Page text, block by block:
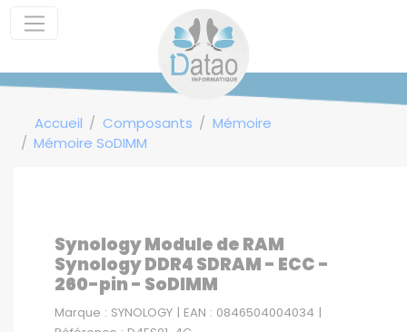
Accueil Composants
Mémoire
Mémoire SoDIMM
Synology Module de RAM
Synology DDR4 SDRAM - ECC -
260-pin - SoDIMM
Marque : SYNOLOGY | EAN : 0846504004034 |
Panneau de gestion des cookies